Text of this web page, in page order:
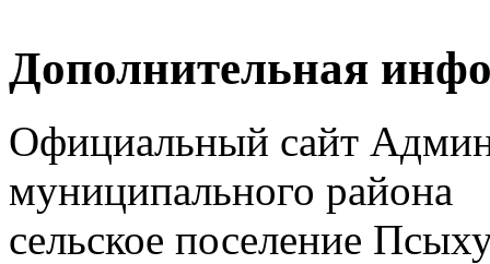
Дополнительная
Официальный сайт
муниципального района
сельское поселение